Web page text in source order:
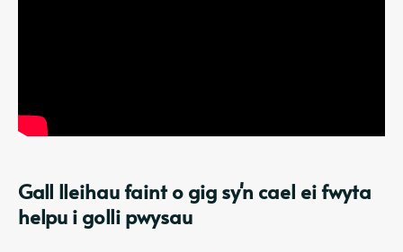
Gall lleihau faint o gig sy'n cael ei fwyta
helpu i golli pwysau